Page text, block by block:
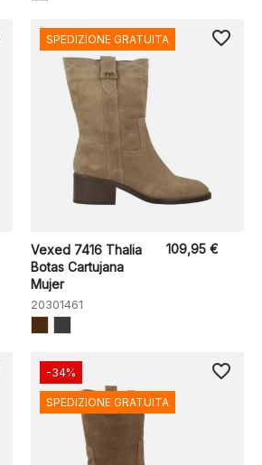
Vexed 7416 Thalia
Botas Cartujana
Mujer
20301461
109,95 €
SPEDIZIONE GRATUITA favorite_border
-34%
SPEDIZIONE GRATUITA
favorite_border